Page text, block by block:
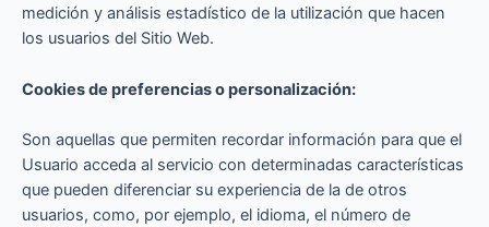
medición y análisis estadístico de la utilización que hacen
los usuarios del Sitio Web.
Cookies de preferencias o personalización:
Son aquellas que permiten recordar información para que el
Usuario acceda al servicio con determinadas características
que pueden diferenciar su experiencia de la de otros
usuarios, como, por ejemplo, el idioma, el número de